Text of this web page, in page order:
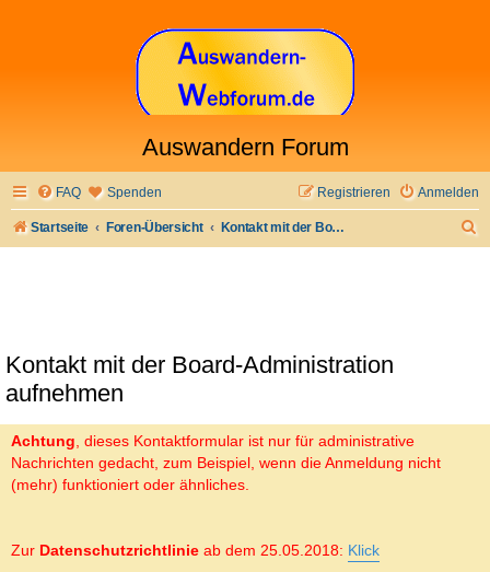
Auswandern Forum
FAQ Spenden Anmelden
Registrieren
Startseite Foren-Übersicht Kontakt mit der Board-Administration aufnehmen
Kontakt mit der Board-Administration
aufnehmen
Achtung , dieses Kontaktformular ist nur für administrative
Nachrichten gedacht, zum Beispiel, wenn die Anmeldung nicht
(mehr) funktioniert oder ähnliches.
Zur Datenschutzrichtlinie ab dem 25.05.2018: Klick